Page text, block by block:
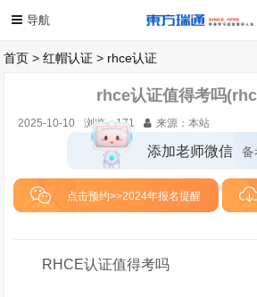
首页 >红帽认证 > rhce认证
rhce认证值得考吗
2025-10-10 浏览：171 来源：本站
添加老师微信 备
点击预约>>2024年报名提醒
RHCE认证值得考吗